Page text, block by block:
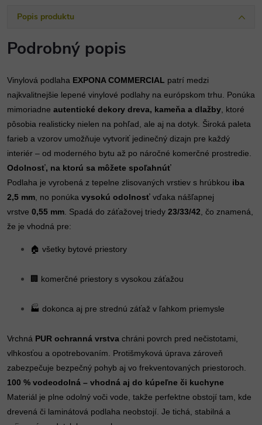
Popis produktu
Podrobný popis
Vinylová podlaha EXPONA COMMERCIAL patrí medzi
najkvalitnejšie lepené vinylové podlahy na európskom trhu. Ponúka
mimoriadne autentické dekory dreva, kameňa a dlažby , ktoré
pôsobia realisticky nielen na pohľad, ale aj na dotyk. Široká paleta
farieb a vzorov umožňuje vytvoriť jedinečný dizajn pre každý
interiér – od moderného bytu až po náročné komerčné prostredie.
Odolnosť, na ktorú sa môžete spoľahnúť
Podlaha je vyrobená z tepelne zlisovaných vrstiev s hrúbkou iba
2,5 mm , no ponúka vysokú odolnosť vďaka nášľapnej
vrstve 0,55 mm . Spadá do záťažovej triedy 23/33/42 , čo znamená,
že je vhodná pre:
🏠 všetky bytové priestory
🏢 komerčné priestory s vysokou záťažou
🏭 dokonca aj pre strednú záťaž v ľahkom priemysle
Vrchná PUR ochranná vrstva chráni povrch pred nečistotami,
vlhkosťou a opotrebovaním. Protišmyková úprava zároveň
zabezpečuje bezpečný pohyb aj vo frekventovaných priestoroch.
100 % vodeodolná – vhodná aj do kúpeľne či kuchyne
Materiál je plne odolný voči vode, takže perfektne obstojí tam, kde
drevená či laminátová podlaha neobstojí. Je tichá, stabilná a